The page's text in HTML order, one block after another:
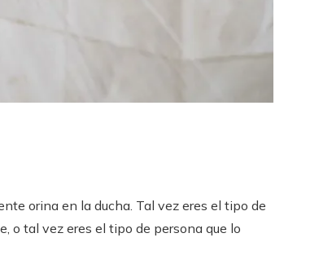
orina en la ducha. Tal vez eres el tipo de
o tal vez eres el tipo de persona que lo